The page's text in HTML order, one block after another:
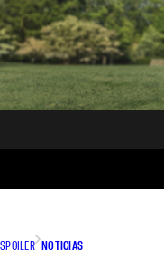
SPOILER NOTICIAS